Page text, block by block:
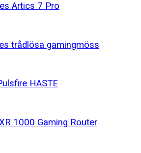
Artics 7 Pro
trådlösa gamingmöss
HASTE
1000 Gaming Router